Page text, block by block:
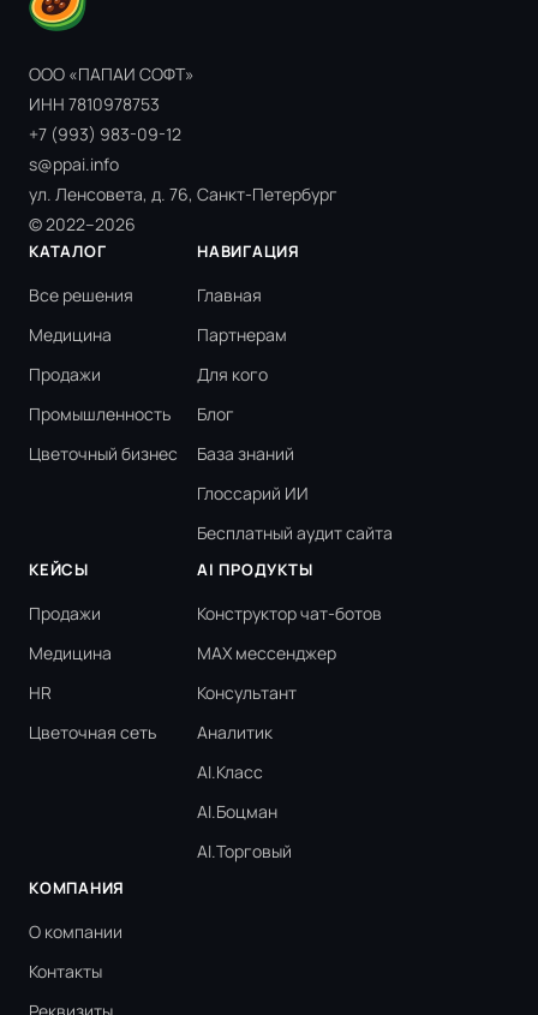
ООО «ПАПАИ СОФТ»
ИНН 7810978753
+7 (993) 983-09-12
s@ppai.info
ул. Ленсовета, д. 76, Санкт-Петербург
© 2022–2026
КАТАЛОГ
Все решения
Медицина
Продажи
Промышленность
Цветочный бизнес
НАВИГАЦИЯ
Главная
Партнерам
Для кого
Блог
База знаний
Глоссарий ИИ
Бесплатный аудит сайта
КЕЙСЫ
Продажи
Медицина
HR
Цветочная сеть
AI ПРОДУКТЫ
Конструктор чат-ботов
MAX мессенджер
Консультант
Аналитик
AI.Класс
AI.Боцман
AI.Торговый
КОМПАНИЯ
О компании
Контакты